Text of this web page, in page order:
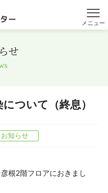
メニュー
ー
せ
ついて（終息）
お知らせ
根2階フロアにおきまし